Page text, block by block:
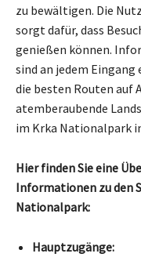
zu bewältigen. Die
sorgt dafür, dass
genießen können.
sind an jedem
die besten Routen auf
atemberaubende
im Krka Nationalpark
Hier finden Sie eine
Informationen zu den
Nationalpark:
Hauptzugänge: